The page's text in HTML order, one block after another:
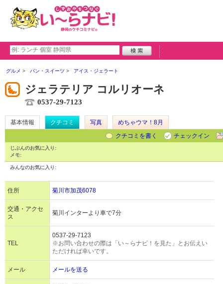
グルメ パン・スイーツ アイス・ジェラート
ジェラテリア コルリオーネ
0537-29-7123
基本情報 クチコミ 写真
めちゃウマ！8月
クチコミを書く
チェックイン
じぶんのお気に入り:
メモ:
みんなのお気に入り:
住所 菊川市加茂6078
交通・アクセ
ス
菊川インターより車で7分
TEL
0537-29-7123
※お問い合わせの際は「い～らナビ！を見た」とお伝えい
ただければ幸いです。
メール メールを送る